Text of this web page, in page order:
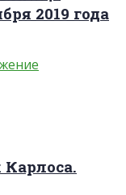
2019 года
Карлоса.